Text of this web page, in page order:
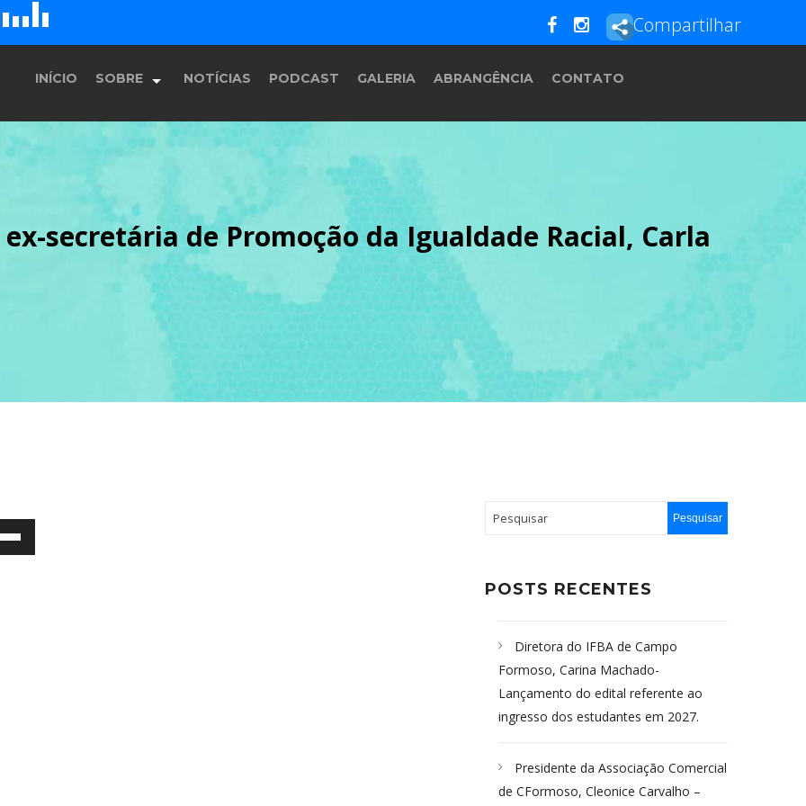
E F Compartilhar
INÍCIO SOBRE
História
Equipe
Programação
NOTÍCIAS PODCAST GALERIA ABRANGÊNCIA CONTATO
secretária de Promoção da Igualdade Racial, Carla
POSTS RECENTES
Diretora do IFBA de Campo
Formoso, Carina Machado-
Lançamento do edital referente ao
ingresso dos estudantes em 2027.
Presidente da Associação Comercial
de CFormoso, Cleonice Carvalho –